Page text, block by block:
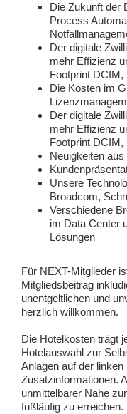
Die Zukunft der
Process
Der digitale
mehr Effizienz
Footprint
Die Kosten im
Der digitale
mehr Effizienz
Footprint
Neuigkeiten
Unsere
Broadcom,
Verschiedene
im Data Center
Lösungen
Für NEXT-Mitglieder
Mitgliedsbeitrag
unentgeltlichen und
herzlich willkommen.
Die Hotelkosten trägt
Hotelauswahl zur
Anlagen auf der linken
Zusatzinformationen.
unmittelbarer Nähe
fußläufig zu erreichen.